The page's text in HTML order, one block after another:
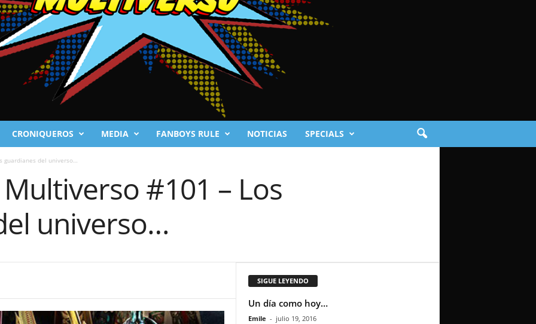
CRONIQUEROS MEDIA FANBOYS RULE NOTICIAS SPECIALS
guardianes del universo…
#101 – Los
universo…
SIGUE LEYENDO
Un día como hoy…
Emile - julio 19, 2016